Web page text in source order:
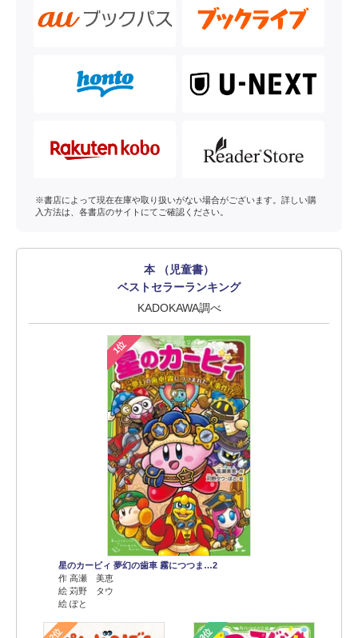
※書店によって現在在庫や取り扱いがない場合がございます。詳しい購
入方法は、各書店のサイトにてご確認ください。
本 （児童書）
ベストセラーランキング
KADOKAWA調べ
1位
星のカービィ 夢幻の歯車 霧につつま…2
作 高瀬 美恵
絵 苅野 タウ
絵 ぽと
2位 3位